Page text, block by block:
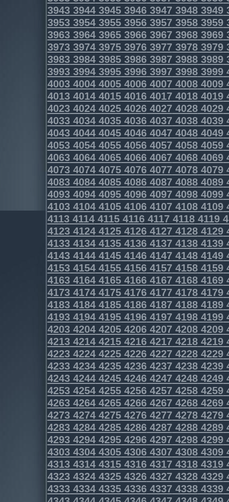
3943394439453946394739483949
3953395439553956395739583959
3963396439653966396739683969
3973397439753976397739783979
3983398439853986398739883989
3993399439953996399739983999
4003400440054006400740084009
4013401440154016401740184019
4023402440254026402740284029
4033403440354036403740384039
4043404440454046404740484049
4053405440554056405740584059
4063406440654066406740684069
4073407440754076407740784079
4083408440854086408740884089
4093409440954096409740984099
4103410441054106410741084109
4113411441154116411741184119
4123412441254126412741284129
4133413441354136413741384139
4143414441454146414741484149
4153415441554156415741584159
4163416441654166416741684169
4173417441754176417741784179
4183418441854186418741884189
4193419441954196419741984199
4203420442054206420742084209
4213421442154216421742184219
4223422442254226422742284229
4233423442354236423742384239
4243424442454246424742484249
4253425442554256425742584259
4263426442654266426742684269
4273427442754276427742784279
4283428442854286428742884289
4293429442954296429742984299
4303430443054306430743084309
4313431443154316431743184319
4323432443254326432743284329
4333433443354336433743384339